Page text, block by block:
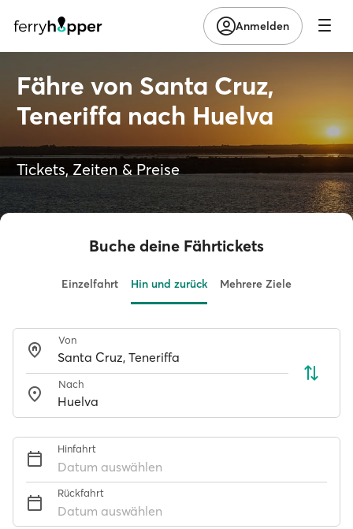
Anmelden
Fähre von Santa Cruz,
Teneriffa nach Huelva
Tickets, Zeiten & Preise
Buche deine Fährtickets
Einzelfahrt Hin und zurück Mehrere Ziele
Von
Nach
Hinfahrt
Datum auswählen
Rückfahrt
Datum auswählen